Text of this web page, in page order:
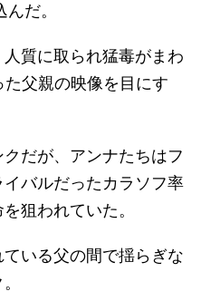
だ。
質に取られ猛毒がまわ
た父親の映像を目にす
だが、アンナたちはフ
バルだったカラソフ率
狙われていた。
いる父の間で揺らぎな